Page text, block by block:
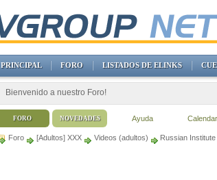
Foro [Adultos] XXX Videos (adultos) Russian
PRINCIPAL FORO LISTADOS DE ELINKS
Bienvenido a nuestro Foro!
FORO Ayuda
NOVEDADES